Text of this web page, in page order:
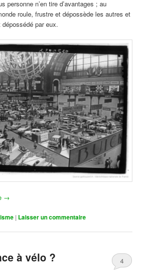
personne n’en tire d’avantages ; au
roule, frustre et dépossède les autres et
par eux.
→
| Laisser un commentaire
à vélo ? 4